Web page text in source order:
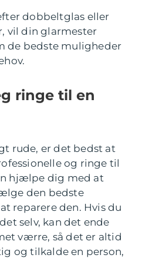
dobbeltglas eller
vil din glarmester
de bedste muligheder
ringe til en
rude, er det bedst at
og ringe til
hjælpe dig med at
den bedste
reparere den. Hvis du
selv, kan det ende
værre, så det er altid
og tilkalde en person,